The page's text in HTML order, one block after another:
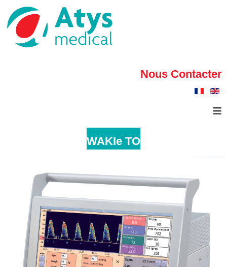
Nous Contacter
≡
WAKIe TO